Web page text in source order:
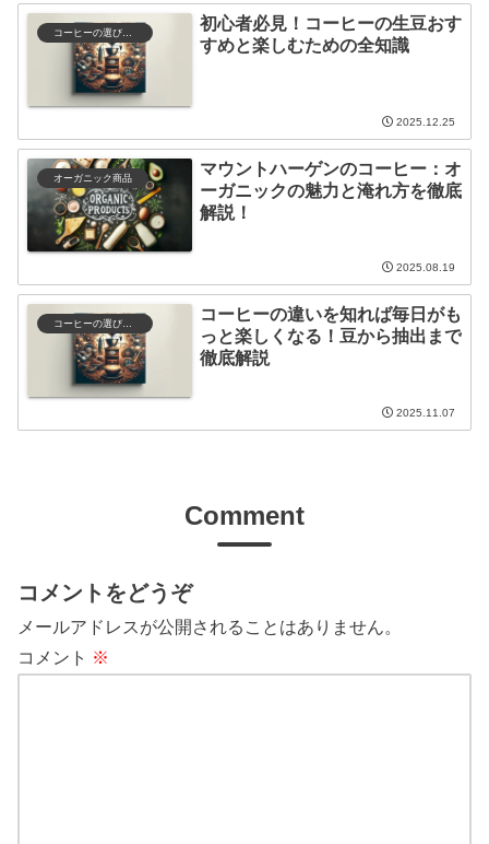
コーヒーの選び方と保存
初心者必見！コーヒーの生豆おす
すめと楽しむための全知識
2025.12.25
オーガニック商品
マウントハーゲンのコーヒー：オ
ーガニックの魅力と淹れ方を徹底
解説！
2025.08.19
コーヒーの選び方と保存
コーヒーの違いを知れば毎日がも
っと楽しくなる！豆から抽出まで
徹底解説
2025.11.07
Comment
コメントをどうぞ
メールアドレスが公開されることはありません。
コメント ※